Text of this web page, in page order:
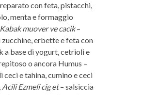
con feta, pistacchi,
menta e formaggio
Kabak muover ve cacik–
erbette e feta con
a base di yogurt, cetrioli e
o ancora Humus –
ceci e tahina, cumino e ceci
Acili Ezmeli cig et– salsiccia